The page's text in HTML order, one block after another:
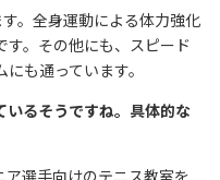
。全身運動による体力強化
。その他にも、スピード
も通っています。
いるそうですね。具体的な
選手向けのテニス教室を